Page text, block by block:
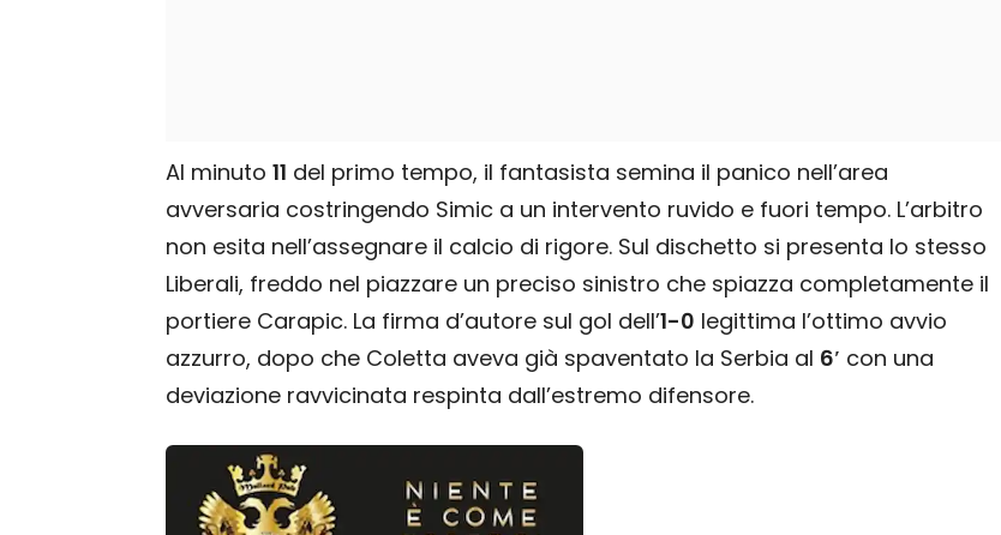
Al minuto 11 del primo tempo, il fantasista semina il panico nell’area
avversaria costringendo Simic a un intervento ruvido e fuori tempo. L’arbitro
non esita nell’assegnare il calcio di rigore. Sul dischetto si presenta lo stesso
Liberali, freddo nel piazzare un preciso sinistro che spiazza completamente il
portiere Carapic. La firma d’autore sul gol dell’1-0 legittima l’ottimo avvio
azzurro, dopo che Coletta aveva già spaventato la Serbia al 6′ con una
deviazione ravvicinata respinta dall’estremo difensore.